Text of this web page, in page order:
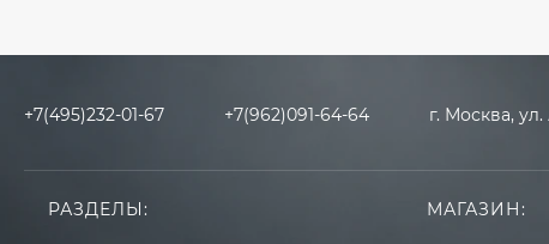
+7(495)232-01-67 +7(962)091-64-64 г. Москва, ул.
РАЗДЕЛЫ: МАГАЗИН: